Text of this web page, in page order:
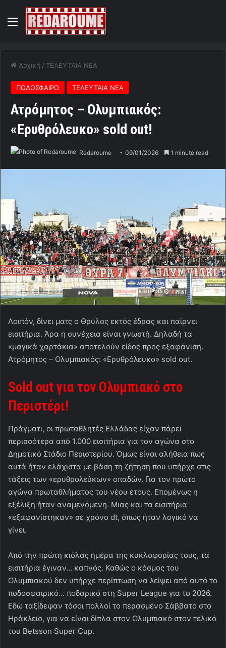
Menu
Αρχική / ΤΕΛΕΥΤΑΙΑ ΝΕΑ
ΠΟΔΟΣΦΑΙΡΟ ΤΕΛΕΥΤΑΙΑ ΝΕΑ
Ατρόμητος – Ολυμπιακός:
«Ερυθρόλευκο» sold out!
Redaroume 09/01/2026 1 minute read
Λοιπόν, δίνει ματς ο Θρύλος εκτός έδρας και παίρνει
εισιτήρια. Άρα η συνέχεια είναι γνωστή. Δηλαδή τα
«μαγικά χαρτάκια» αποτελούν είδος προς εξαφάνιση.
Ατρόμητος – Ολυμπιακός: «Ερυθρόλευκο» sold out.
Sold out για τον Ολυμπιακό στο
Περιστέρι!
Πράγματι, οι πρωταθλητές Ελλάδας είχαν πάρει
περισσότερα από 1.000 εισιτήρια για τον αγώνα στο
Δημοτικό Στάδιο Περιστερίου. Όμως είναι αλήθεια πώς
αυτά ήταν ελάχιστα με βάση τη ζήτηση που υπήρχε στις
τάξεις των «ερυθρολεύκων» οπαδών. Για τον πρώτο
αγώνα πρωταθλήματος του νέου έτους. Επομένως η
εξέλιξη ήταν αναμενόμενη. Μιας και τα εισιτήρια
«εξαφανίστηκαν» σε χρόνο dt, όπως ήταν λογικό να
γίνει.
Από την πρώτη κιόλας ημέρα της κυκλοφορίας τους, τα
εισιτήρια έγιναν… καπνός. Καθώς ο κόσμος του
Ολυμπιακού δεν υπήρχε περίπτωση να λείψει από αυτό το
ποδοσφαιρικό… ποδαρικό στη Super League για το 2026.
Εδώ ταξίδεψαν τόσοι πολλοί το περασμένο Σάββατο στο
Ηράκλειο, για να είναι δίπλα στον Ολυμπιακό στον τελικό
του Betsson Super Cup.